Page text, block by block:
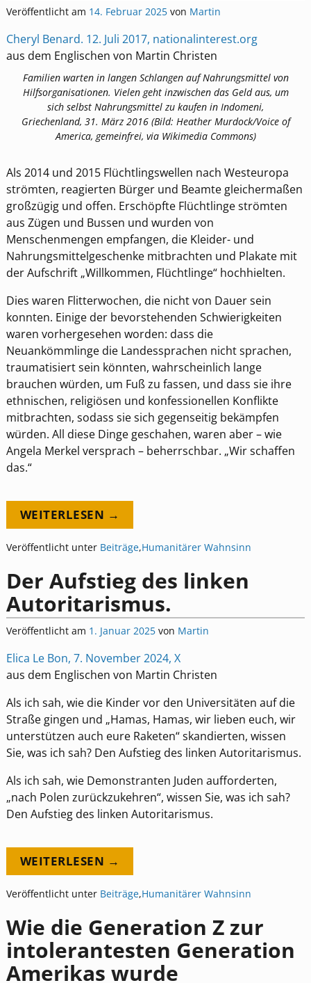
Veröffentlicht am 14. Februar 2025 von Martin
Cheryl Benard. 12. Juli 2017, nationalinterest.org
aus dem Englischen von Martin Christen
Familien warten in langen Schlangen auf Nahrungsmittel von
Hilfsorganisationen. Vielen geht inzwischen das Geld aus, um
sich selbst Nahrungsmittel zu kaufen in Indomeni,
Griechenland, 31. März 2016 (Bild: Heather Murdock/Voice of
America, gemeinfrei, via Wikimedia Commons)
Als 2014 und 2015 Flüchtlingswellen nach Westeuropa
strömten, reagierten Bürger und Beamte gleichermaßen
großzügig und offen. Erschöpfte Flüchtlinge strömten
aus Zügen und Bussen und wurden von
Menschenmengen empfangen, die Kleider- und
Nahrungsmittelgeschenke mitbrachten und Plakate mit
der Aufschrift „Willkommen, Flüchtlinge“ hochhielten.
Dies waren Flitterwochen, die nicht von Dauer sein
konnten. Einige der bevorstehenden Schwierigkeiten
waren vorhergesehen worden: dass die
Neuankömmlinge die Landessprachen nicht sprachen,
traumatisiert sein könnten, wahrscheinlich lange
brauchen würden, um Fuß zu fassen, und dass sie ihre
ethnischen, religiösen und konfessionellen Konflikte
mitbrachten, sodass sie sich gegenseitig bekämpfen
würden. All diese Dinge geschahen, waren aber – wie
Angela Merkel versprach – beherrschbar. „Wir schaffen
das.“
WEITERLESEN →
Veröffentlicht unter Beiträge,Humanitärer Wahnsinn
Der Aufstieg des linken
Autoritarismus.
Veröffentlicht am 1. Januar 2025 von Martin
Elica Le Bon, 7. November 2024, X
aus dem Englischen von Martin Christen
Als ich sah, wie die Kinder vor den Universitäten auf die
Straße gingen und „Hamas, Hamas, wir lieben euch, wir
unterstützen auch eure Raketen“ skandierten, wissen
Sie, was ich sah? Den Aufstieg des linken Autoritarismus.
Als ich sah, wie Demonstranten Juden aufforderten,
„nach Polen zurückzukehren“, wissen Sie, was ich sah?
Den Aufstieg des linken Autoritarismus.
WEITERLESEN →
Veröffentlicht unter Beiträge,Humanitärer Wahnsinn
Wie die Generation Z zur
intolerantesten Generation
Amerikas wurde